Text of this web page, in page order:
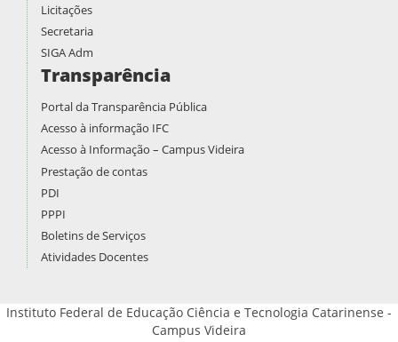
Licitações
Secretaria
SIGA Adm
Transparência
Portal da Transparência Pública
Acesso à informação IFC
Acesso à Informação – Campus Videira
Prestação de contas
PDI
PPPI
Boletins de Serviços
Atividades Docentes
Instituto Federal de Educação Ciência e Tecnologia Catarinense -
Campus Videira